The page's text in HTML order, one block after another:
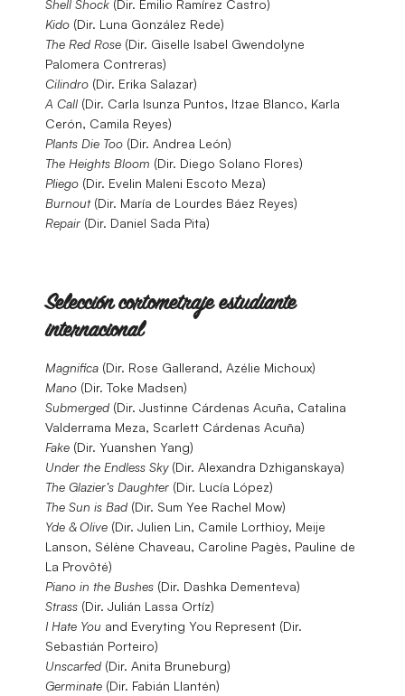
Shell Shock (Dir. Emilio Ramírez Castro)
Kido (Dir. Luna González Rede)
The Red Rose (Dir. Giselle Isabel Gwendolyne
Palomera Contreras)
Cilindro (Dir. Erika Salazar)
A Call (Dir. Carla Isunza Puntos, Itzae Blanco, Karla
Cerón, Camila Reyes)
Plants Die Too (Dir. Andrea León)
The Heights Bloom (Dir. Diego Solano Flores)
Pliego (Dir. Evelin Maleni Escoto Meza)
Burnout(Dir. María de Lourdes Báez Reyes)
Repair (Dir. Daniel Sada Pita)
Selección cortometraje estudiante
internacional
Magnifica (Dir. Rose Gallerand, Azélie Michoux)
Mano (Dir. Toke Madsen)
Submerged (Dir. Justinne Cárdenas Acuña, Catalina
Valderrama Meza, Scarlett Cárdenas Acuña)
Fake (Dir. Yuanshen Yang)
Under the Endless Sky(Dir. Alexandra Dzhiganskaya)
The Glazier’s Daughter (Dir. Lucía López)
The Sun is Bad (Dir. Sum Yee Rachel Mow)
Yde & Olive (Dir. Julien Lin, Camile Lorthioy, Meije
Lanson, Sélène Chaveau, Caroline Pagès, Pauline de
La Provôté)
Piano in the Bushes (Dir. Dashka Dementeva)
Strass (Dir. Julián Lassa Ortíz)
I Hate You and Everyting You Represent (Dir.
Sebastián Porteiro)
Unscarfed (Dir. Anita Bruneburg)
Germinate (Dir. Fabián Llantén)